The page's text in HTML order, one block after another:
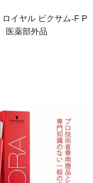
イヤル ピクサム-F P
医薬部外品